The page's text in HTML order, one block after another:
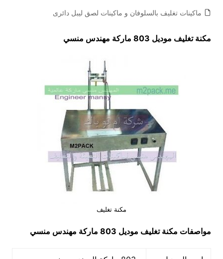
ماكينات تغليف بالسلوفان و ماكينات لصق ليبل دائرى
مكنة تغليف موديل 803 ماركة مهندس منسي
مكنة تغليف
مواصفات مكنة تغليف موديل 803 ماركة مهندس منسي